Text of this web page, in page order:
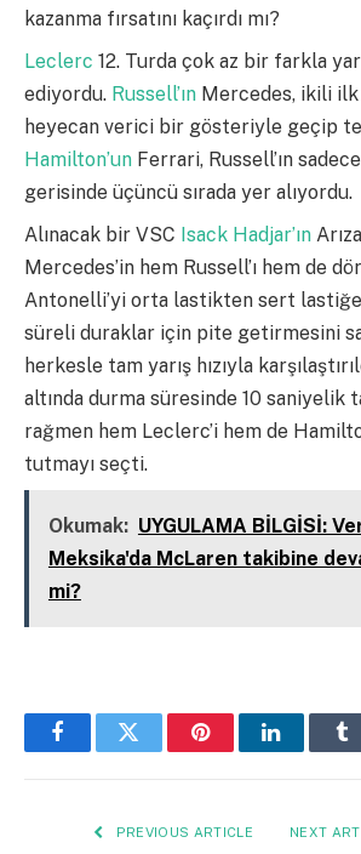
kazanma fırsatını kaçırdı mı?
Leclerc 12. Turda çok az bir farkla
ediyordu. Russell’ın Mercedes, ikili
heyecan verici bir gösteriyle geçip
Hamilton’un Ferrari, Russell’ın
gerisinde üçüncü sırada yer alıyordu.
Alınacak bir VSC Isack Hadjar’ın
Mercedes’in hem Russell’ı hem de
Antonelli’yi orta lastikten sert
süreli duraklar için pite getirmesini
herkesle tam yarış hızıyla
altında durma süresinde 10 saniyelik
rağmen hem Leclerc’i hem de
tutmayı seçti.
Okumak: UYGULAMA BİLGİSİ:
Meksika'da McLaren takibine
mi?
FacebookTwitter PinterestLinkedIn
PREVIOUS ARTICLE NEXT